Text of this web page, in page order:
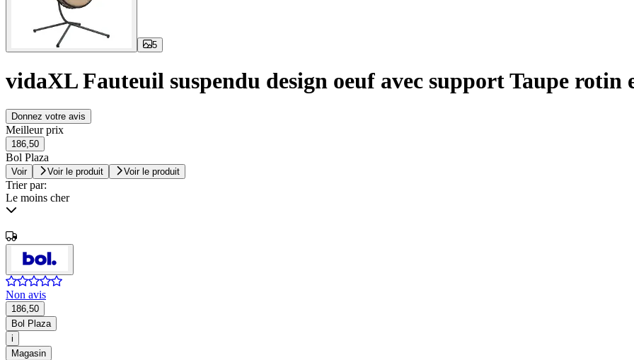
5
vidaXL Fauteuil suspendu design oeuf avec support Taupe rotin
Donnez votre avis
Meilleur prix
186,50
Bol Plaza
Voir Voir le produit Voir le produit
Trier par:
Le moins cher
Non avis
186,50
Bol Plaza
i
Magasin